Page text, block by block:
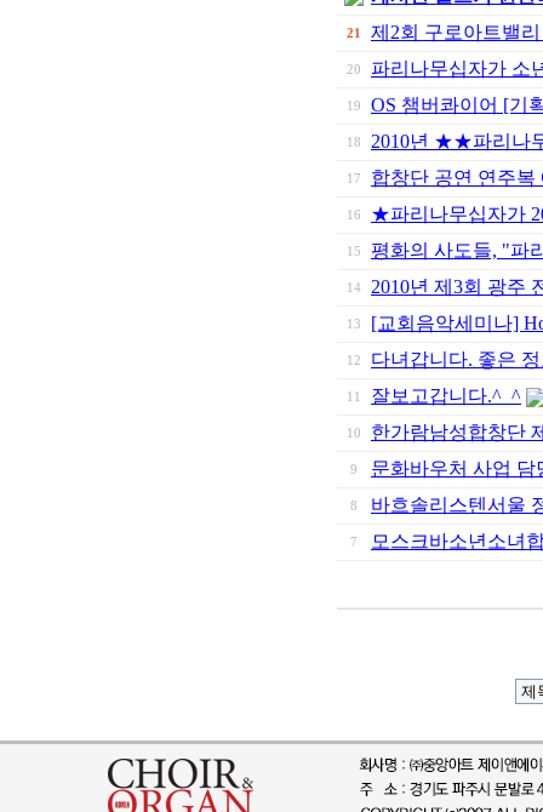
21 제2회 구로아트밸
20 파리나무십자가 소
19 OS 챔버콰이어 [기
18 2010년 ★★파리나
17 합창단 공연 연주복
16 ★파리나무십자가
15 평화의 사도들, "파
14 2010년 제3회 광주
13 [교회음악세미나]
12 다녀갑니다. 좋은
11 잘보고갑니다.^_^
10 한가람남성합창단
9 문화바우처 사업
8 바흐솔리스텐서울
7 모스크바소년소녀